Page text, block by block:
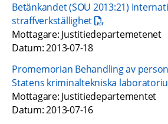
Betänkandet (SOU 2013:21)
straffverkställighetpdf, 17.7 kB.
Mottagare: Justitiedepartemetenet
Datum: 2013-07-18
Promemorian Behandling av
Statens kriminaltekniska
Mottagare: Justitiedepartementet
Datum: 2013-07-16